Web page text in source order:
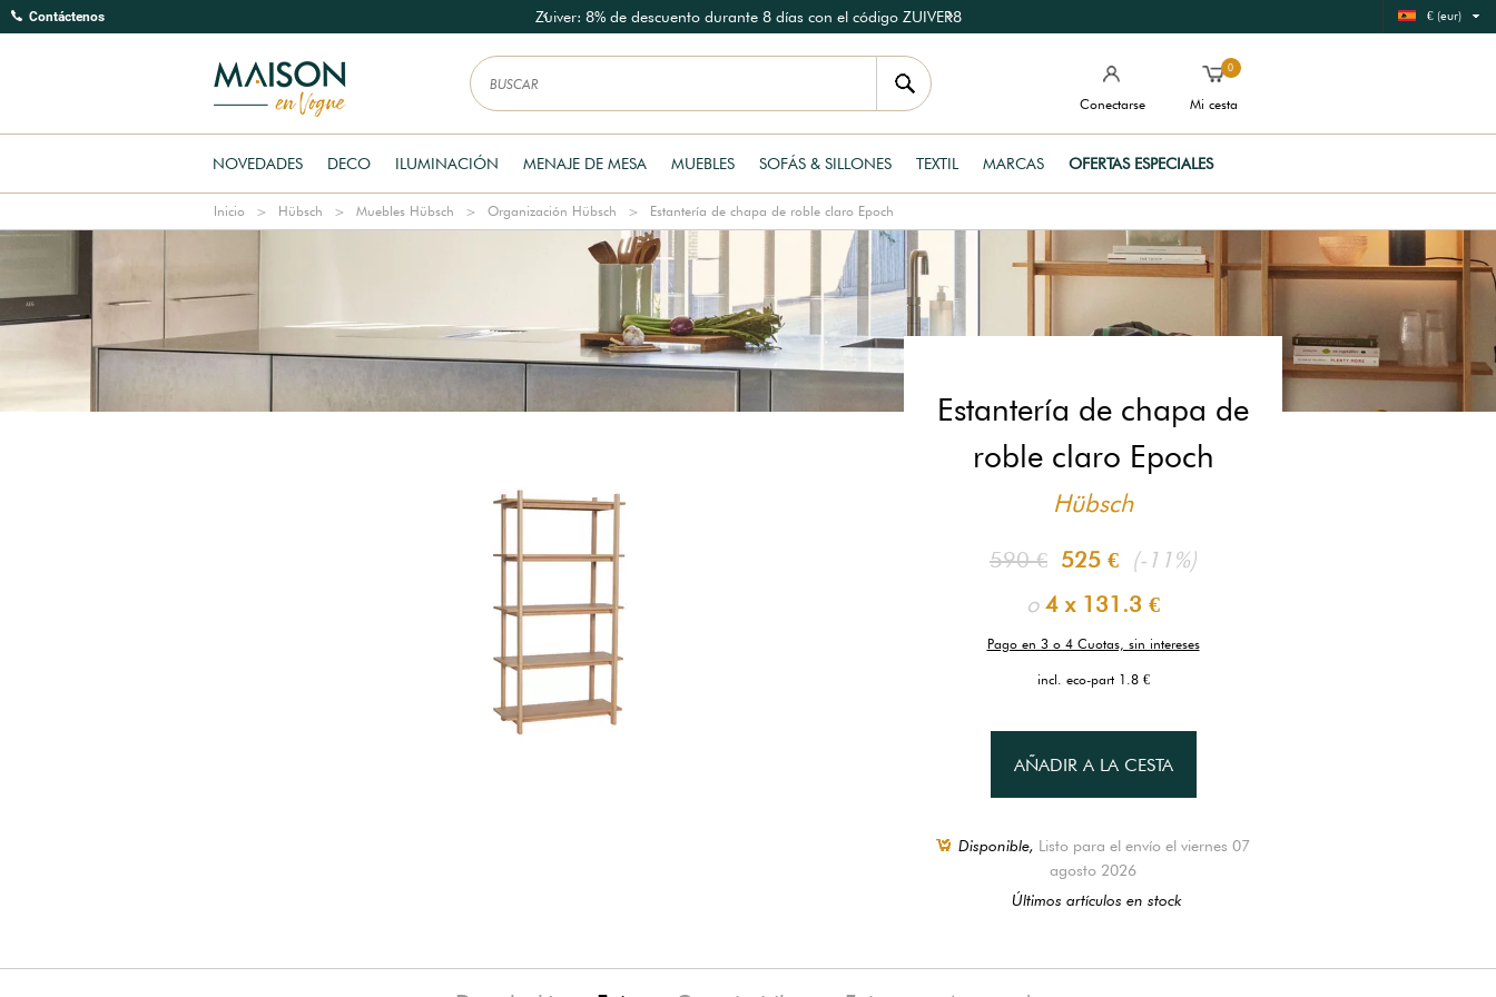
Contáctenos Zuiver: 8% de descuento durante 8 días con el código ZUIVER8 € (eur)
Conectarse
0
Mi cesta
NOVEDADES DECO ILUMINACIÓN MENAJE DE MESA MUEBLES SOFÁS & SILLONES TEXTIL MARCAS OFERTAS ESPECIALES
Inicio Hübsch Muebles Hübsch Organización Hübsch Estantería de chapa de roble claro Epoch
Estantería de chapa de
roble claro Epoch
Hübsch
590 € 525 € (-11%)
o4 x 131.3 €
Pago en 3 o 4 Cuotas, sin intereses
incl. eco-part 1.8 €
AÑADIR A LA CESTA
Disponible, Listo para el envío el viernes 07
agosto 2026
Últimos artículos en stock